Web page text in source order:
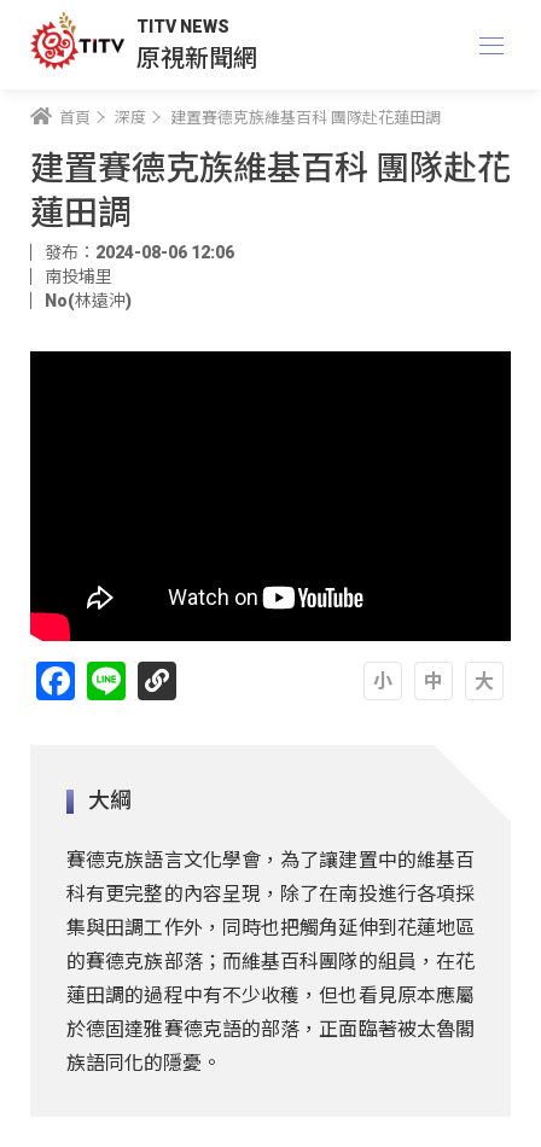
TITV NEWS
原視新聞網
首頁 深度 建置賽德克族維基百科 團隊赴花蓮田調
建置賽德克族維基百科 團隊赴花
蓮田調
發布：2024-08-06 12:06
南投埔里
No(林遠沖)
Facebook
Line
大綱
賽德克族語言文化學會，為了讓建置中的維基百
科有更完整的內容呈現，除了在南投進行各項採
集與田調工作外，同時也把觸角延伸到花蓮地區
的賽德克族部落；而維基百科團隊的組員，在花
蓮田調的過程中有不少收穫，但也看見原本應屬
於德固達雅賽德克語的部落，正面臨著被太魯閣
族語同化的隱憂。